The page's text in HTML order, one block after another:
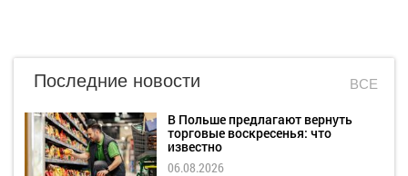
Последние новости ВСЕ
В Польше предлагают вернуть
торговые воскресенья: что
известно
06.08.2026